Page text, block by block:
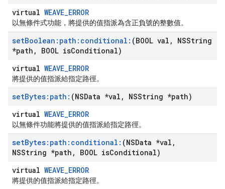
virtual WEAVE_ERROR
以無條件式功能，將提供的值指派為含正負號的整數值。
setBoolean:path:conditional: (BOOL val ,
NSString
*path , BOOL isConditional)
virtual WEAVE_ERROR
將提供的值指派給指定路徑。
setBytes:path: (NSData *val ,
NSString *path)
virtual WEAVE_ERROR
以無條件功能將提供的值指派給指定路徑。
setBytes:path:conditional: (NSData *val ,
NSString *path , BOOL isConditional)
virtual WEAVE_ERROR
將提供的值指派給指定路徑。